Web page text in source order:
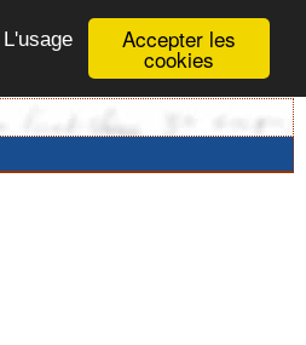
Accepter les
cookies